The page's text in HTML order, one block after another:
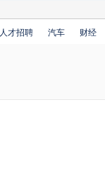
人才招聘 汽车 财经